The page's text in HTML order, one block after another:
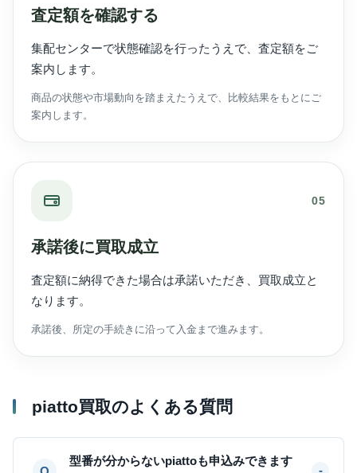
査定額を確認する
集配センターで状態確認を行ったうえで、査定額をご
案内します。
商品の状態や市場動向を踏まえたうえで、比較結果をもとにご
案内します。
05
承諾後に買取成立
査定額に納得できた場合は承諾いただき、買取成立と
なります。
承諾後、所定の手続きに沿って入金まで進みます。
piatto買取のよくある質問
型番が分からないpiattoも申込みできます